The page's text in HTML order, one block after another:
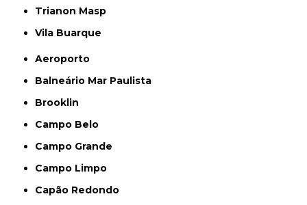
Trianon Masp
Vila Buarque
Aeroporto
Balneário Mar Paulista
Brooklin
Campo Belo
Campo Grande
Campo Limpo
Capão Redondo